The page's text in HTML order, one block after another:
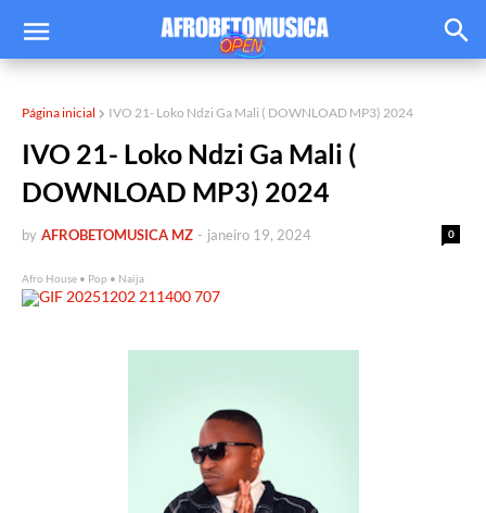
Página inicial IVO 21- Loko Ndzi Ga Mali ( DOWNLOAD MP3) 2024
IVO 21- Loko Ndzi Ga Mali (
DOWNLOAD MP3) 2024
by AFROBETOMUSICA MZ 0
- janeiro 19, 2024
Afro House • Pop • Naija